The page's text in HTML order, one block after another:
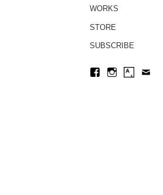
WORKS
STORE
SUBSCRIBE
Facebook
Instagram
Artsy